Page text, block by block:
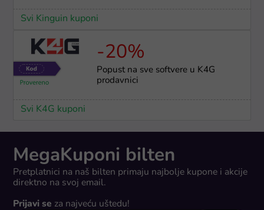
Svi Kinguin kuponi
-20%
Popust na sve softvere u K4G
prodavnici
Svi K4G kuponi
MegaKuponi bilten
Pretplatnici na naš bilten primaju najbolje kupone i akcije
direktno na svoj email.
Prijavi se za najveću uštedu!